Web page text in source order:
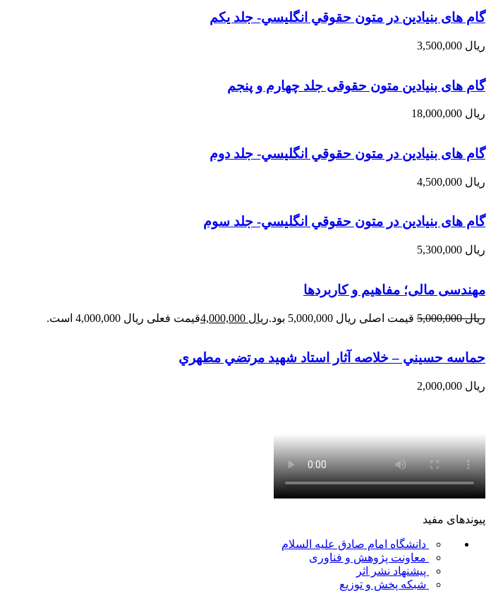
گام های بنیادین در متون حقوقي انگليسي- جلد يكم
ریال
گام های بنیادین متون حقوقی جلد چهارم و پنجم
ریال
گام های بنیادین در متون حقوقي انگليسي- جلد دوم
ریال
گام های بنیادین در متون حقوقي انگليسي- جلد سوم
ریال
مهندسی مالی؛ مفاهیم و کاربردها
ریال5,000,000 قیمت اصلی ریال 5,000,000 بود. ریال قیمت فعلی ریال 4,000,000 است.
حماسه حسيني – خلاصه آثار استاد شهيد مرتضي مطهري
ریال
پیوندهای مفید
دانشگاه امام صادق علیه السلام
معاونت پژوهش و فناوری
پیشنهاد نشر اثر
شبکه پخش و توزیع